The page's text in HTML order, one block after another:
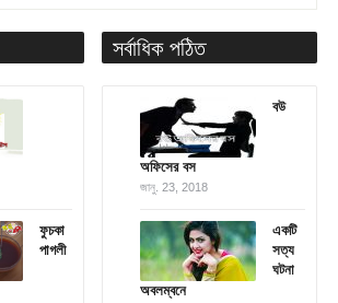
ফুচকা
পাগলী
সর্বাধিক পঠিত
বউ
অফিসের বস
জানু. 23, 2018
একটি
সত্য
ঘটনা
অবলম্বনে